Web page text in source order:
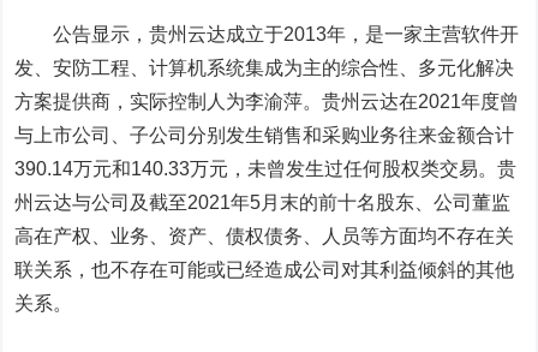
公告显示，贵州云达成立于2013年，是一家主营软件开
发、安防工程、计算机系统集成为主的综合性、多元化解决
方案提供商，实际控制人为李渝萍。贵州云达在2021年度曾
与上市公司、子公司分别发生销售和采购业务往来金额合计
390.14万元和140.33万元，未曾发生过任何股权类交易。贵
州云达与公司及截至2021年5月末的前十名股东、公司董监
高在产权、业务、资产、债权债务、人员等方面均不存在关
联关系，也不存在可能或已经造成公司对其利益倾斜的其他
关系。